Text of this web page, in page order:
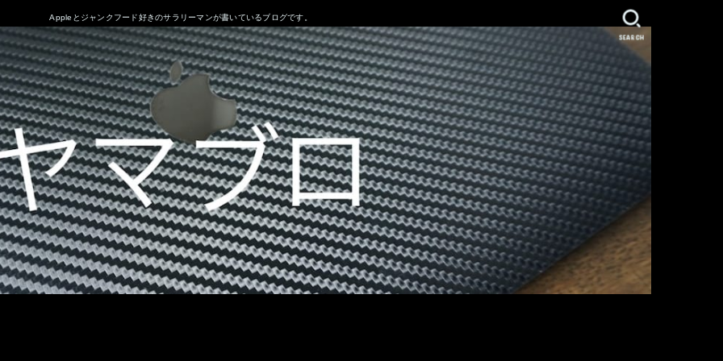
Appleとジャンクフード好きのサラリーマンが書いているブログです。
SEARCH